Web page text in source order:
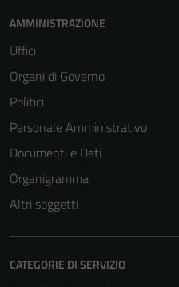
AMMINISTRAZIONE
Uffici
Organi di Governo
Politici
Personale Amministrativo
Documenti e Dati
Organigramma
Altri soggetti
CATEGORIE DI SERVIZIO